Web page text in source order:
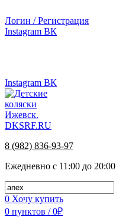
Логин / Регистрация
Instagram ВК
Instagram ВК
8 (982) 836-93-97
Ежедневно с 11:00 до 20:00
0 Хочу купить
0 пунктов / 0₽